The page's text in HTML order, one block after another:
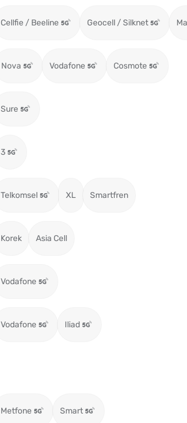
Cellfie / Beeline Geocell / Silknet
Nova Vodafone Cosmote
Sure
3
Telkomsel XL Smartfren
Korek Asia Cell
Vodafone
Vodafone Iliad
Metfone Smart